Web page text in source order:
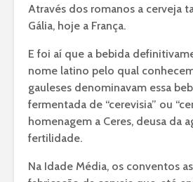
Através dos romanos a cerveja
Gália, hoje a França.
E foi aí que a bebida
nome latino pelo qual
gauleses denominavam essa
fermentada de “cerevisia” ou
homenagem a Ceres, deusa da
fertilidade.
Na Idade Média, os conventos